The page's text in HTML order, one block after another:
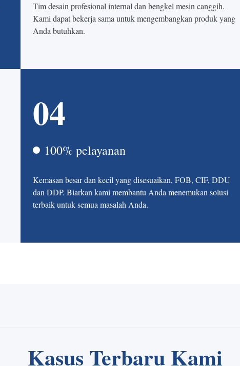
Tim desain profesional internal dan bengkel mesin canggih.
Kami dapat bekerja sama untuk mengembangkan produk yang
Anda butuhkan.
04
100% pelayanan
Kemasan besar dan kecil yang disesuaikan, FOB, CIF, DDU
dan DDP. Biarkan kami membantu Anda menemukan solusi
terbaik untuk semua masalah Anda.
Kasus Terbaru Kami